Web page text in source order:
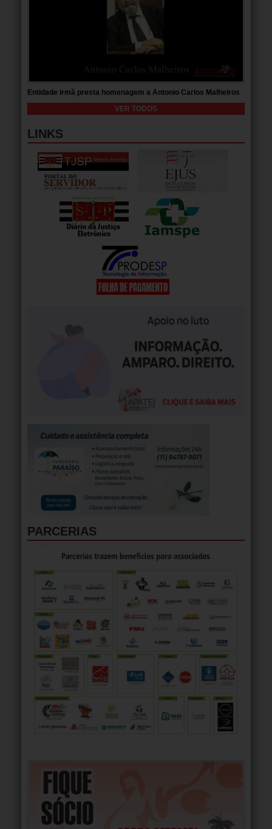
Entidade irmã presta homenagem a Antonio Carlos Malheiros
VER TODOS
LINKS
PARCERIAS